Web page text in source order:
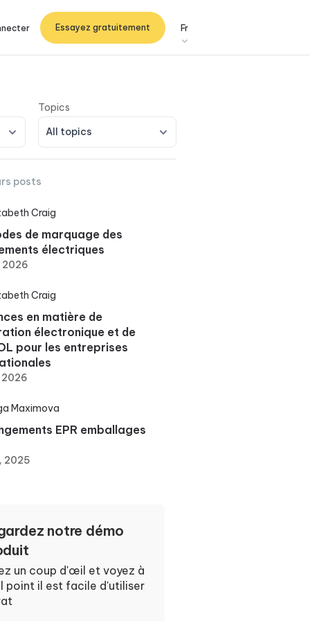
Fr
Essayez gratuitement
All topics
posts
Craig
de marquage des
électriques
2026
Craig
en matière de
électronique et de
pour les entreprises
2026
Maximova
EPR emballages
2025
notre démo
un coup d'œil et voyez à
point il est facile d'utiliser